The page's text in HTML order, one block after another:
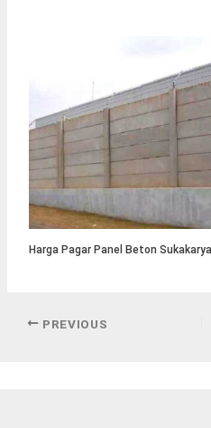
Harga Pagar Panel Beton Sukakarya
PREVIOUS